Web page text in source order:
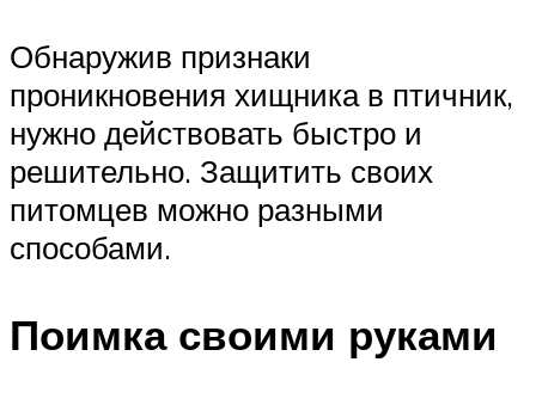
Обнаружив признаки
проникновения хищника в птичник,
нужно действовать быстро и
решительно. Защитить своих
питомцев можно разными
способами.
Поимка своими руками